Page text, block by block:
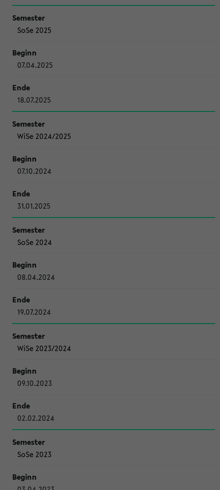
SoSe 2025
07.04.2025
18.07.2025
WiSe 2024/2025
07.10.2024
31.01.2025
SoSe 2024
08.04.2024
19.07.2024
WiSe 2023/2024
09.10.2023
02.02.2024
SoSe 2023